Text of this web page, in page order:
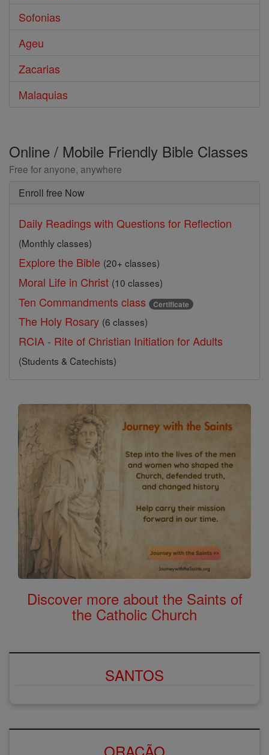
Sofonias
Ageu
Zacarias
Malaquias
Online / Mobile Friendly Bible Classes
Free for anyone, anywhere
Enroll free Now
Daily Readings with Questions for Reflection
(Monthly classes)
Explore the Bible (20+ classes)
Moral Life in Christ (10 classes)
Ten Commandments class Certificate
The Holy Rosary (6 classes)
RCIA - Rite of Christian Initiation for Adults
(Students & Catechists)
Discover more about the Saints of
the Catholic Church
SANTOS